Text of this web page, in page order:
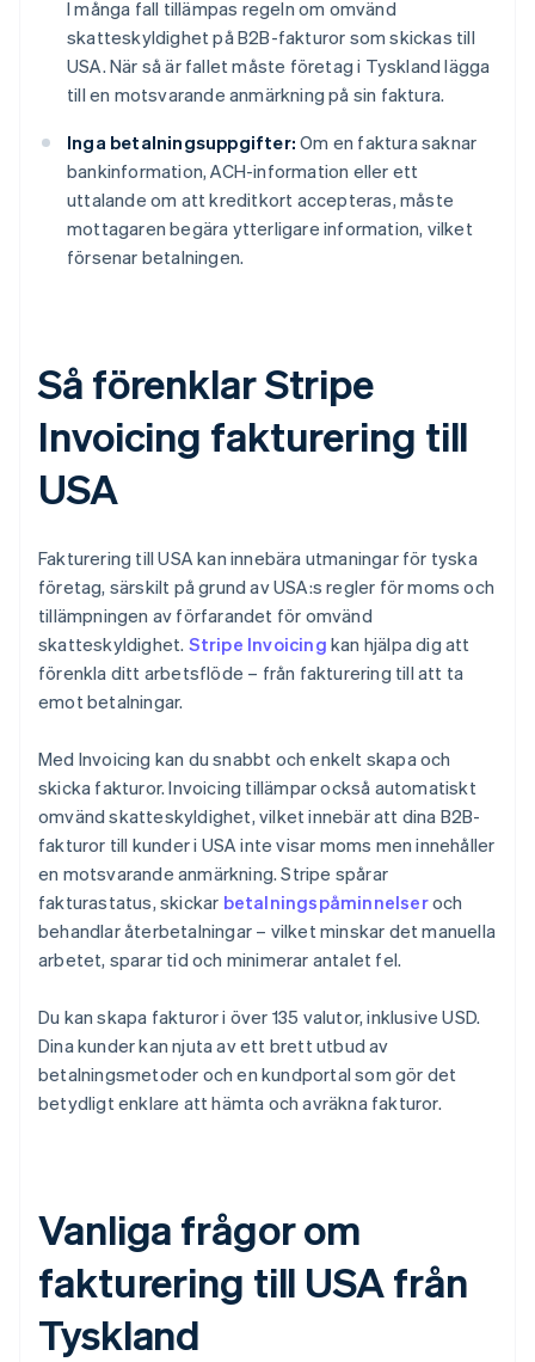
I många fall tillämpas regeln om omvänd
skatteskyldighet på B2B-fakturor som skickas till
USA. När så är fallet måste företag i Tyskland lägga
till en motsvarande anmärkning på sin faktura.
Inga betalningsuppgifter: Om en faktura saknar
bankinformation, ACH-information eller ett
uttalande om att kreditkort accepteras, måste
mottagaren begära ytterligare information, vilket
försenar betalningen.
Så förenklar Stripe
Invoicing fakturering till
USA
Fakturering till USA kan innebära utmaningar för tyska
företag, särskilt på grund av USA:s regler för moms och
tillämpningen av förfarandet för omvänd
skatteskyldighet. Stripe Invoicing kan hjälpa dig att
förenkla ditt arbetsflöde – från fakturering till att ta
emot betalningar.
Med Invoicing kan du snabbt och enkelt skapa och
skicka fakturor. Invoicing tillämpar också automatiskt
omvänd skatteskyldighet, vilket innebär att dina B2B-
fakturor till kunder i USA inte visar moms men innehåller
en motsvarande anmärkning. Stripe spårar
fakturastatus, skickar betalningspåminnelseroch
behandlar återbetalningar – vilket minskar det manuella
arbetet, sparar tid och minimerar antalet fel.
Du kan skapa fakturor i över 135 valutor, inklusive USD.
Dina kunder kan njuta av ett brett utbud av
betalningsmetoder och en kundportal som gör det
betydligt enklare att hämta och avräkna fakturor.
Vanliga frågor om
fakturering till USA från
Tyskland